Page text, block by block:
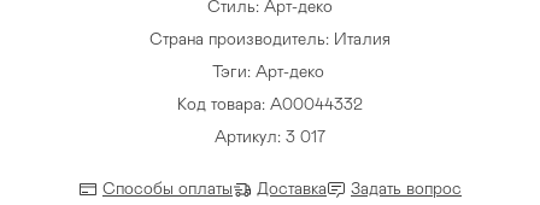
Стиль: Арт-деко
Страна производитель: Италия
Тэги: Арт-деко
Код товара: A00044332
Артикул: 3 017
Способы оплаты Доставка Задать вопрос